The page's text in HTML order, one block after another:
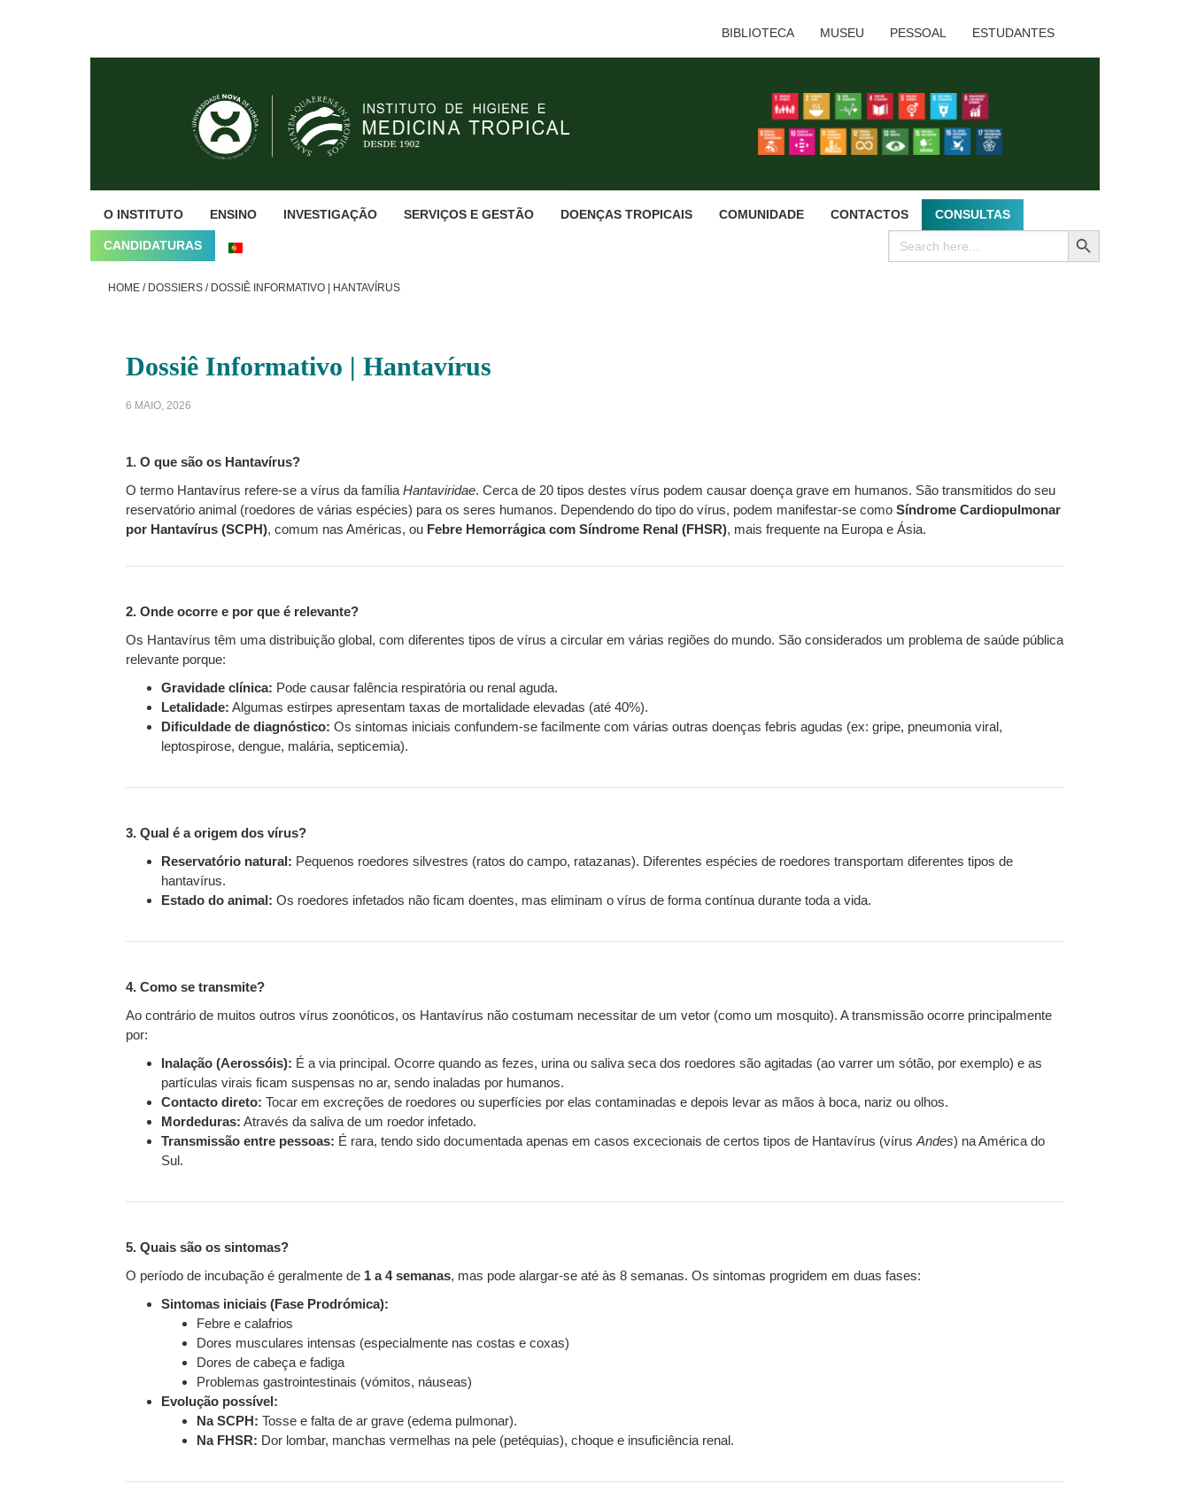
BIBLIOTECA MUSEU PESSOAL ESTUDANTES
O INSTITUTO ENSINO INVESTIGAÇÃO SERVIÇOS E GESTÃO DOENÇAS TROPICAIS COMUNIDADE CONTACTOS CONSULTAS
CANDIDATURAS
Search
for:
SEARCH BUTTON
HOME / DOSSIERS /DOSSIÊ INFORMATIVO | HANTAVÍRUS
Dossiê Informativo | Hantavírus
6 MAIO, 2026
1. O que são os Hantavírus?
O termo Hantavírus refere-se a vírus da família Hantaviridae. Cerca de 20 tipos destes vírus podem causar doença grave em humanos. São transmitidos do seu
reservatório animal (roedores de várias espécies) para os seres humanos. Dependendo do tipo do vírus, podem manifestar-se como Síndrome Cardiopulmonar
por Hantavírus (SCPH), comum nas Américas, ou Febre Hemorrágica com Síndrome Renal (FHSR), mais frequente na Europa e Ásia.
2. Onde ocorre e por que é relevante?
Os Hantavírus têm uma distribuição global, com diferentes tipos de vírus a circular em várias regiões do mundo. São considerados um problema de saúde pública
relevante porque:
Gravidade clínica: Pode causar falência respiratória ou renal aguda.
Letalidade: Algumas estirpes apresentam taxas de mortalidade elevadas (até 40%).
Dificuldade de diagnóstico: Os sintomas iniciais confundem-se facilmente com várias outras doenças febris agudas (ex: gripe, pneumonia viral,
leptospirose, dengue, malária, septicemia).
3. Qual é a origem dos vírus?
Reservatório natural: Pequenos roedores silvestres (ratos do campo, ratazanas). Diferentes espécies de roedores transportam diferentes tipos de
hantavírus.
Estado do animal: Os roedores infetados não ficam doentes, mas eliminam o vírus de forma contínua durante toda a vida.
4. Como se transmite?
Ao contrário de muitos outros vírus zoonóticos, os Hantavírus não costumam necessitar de um vetor (como um mosquito). A transmissão ocorre principalmente
por:
Inalação (Aerossóis): É a via principal. Ocorre quando as fezes, urina ou saliva seca dos roedores são agitadas (ao varrer um sótão, por exemplo) e as
partículas virais ficam suspensas no ar, sendo inaladas por humanos.
Contacto direto: Tocar em excreções de roedores ou superfícies por elas contaminadas e depois levar as mãos à boca, nariz ou olhos.
Mordeduras: Através da saliva de um roedor infetado.
Transmissão entre pessoas: É rara, tendo sido documentada apenas em casos excecionais de certos tipos de Hantavírus (vírus Andes) na América do
Sul.
5. Quais são os sintomas?
O período de incubação é geralmente de 1 a 4 semanas, mas pode alargar-se até às 8 semanas. Os sintomas progridem em duas fases:
Sintomas iniciais (Fase Prodrómica):
Febre e calafrios
Dores musculares intensas (especialmente nas costas e coxas)
Dores de cabeça e fadiga
Problemas gastrointestinais (vómitos, náuseas)
Evolução possível:
Na SCPH: Tosse e falta de ar grave (edema pulmonar).
Na FHSR: Dor lombar, manchas vermelhas na pele (petéquias), choque e insuficiência renal.